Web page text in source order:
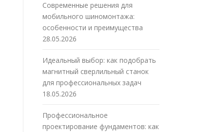
Современные решения для
мобильного шиномонтажа:
особенности и преимущества
28.05.2026
Идеальный выбор: как подобрать
магнитный сверлильный станок
для профессиональных задач
18.05.2026
Профессиональное
проектирование фундаментов: как